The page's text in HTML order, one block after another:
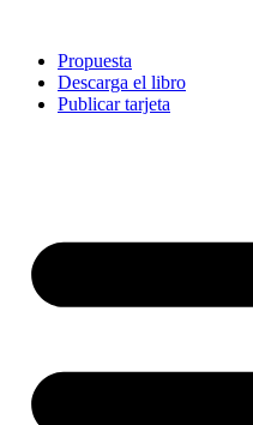
contenidoPropuesta
Descarga el libro
Publicar tarjeta